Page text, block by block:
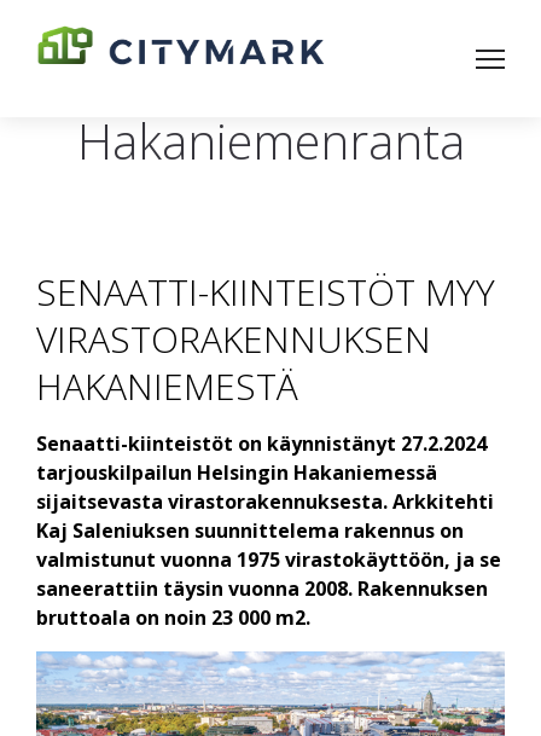
Hakaniemenranta
SENAATTI-KIINTEISTÖT MYY
VIRASTORAKENNUKSEN
HAKANIEMESTÄ
Senaatti-kiinteistöt on käynnistänyt 27.2.2024
tarjouskilpailun Helsingin Hakaniemessä
sijaitsevasta virastorakennuksesta. Arkkitehti
Kaj Saleniuksen suunnittelema rakennus on
valmistunut vuonna 1975 virastokäyttöön, ja se
saneerattiin täysin vuonna 2008. Rakennuksen
bruttoala on noin 23 000 m2.